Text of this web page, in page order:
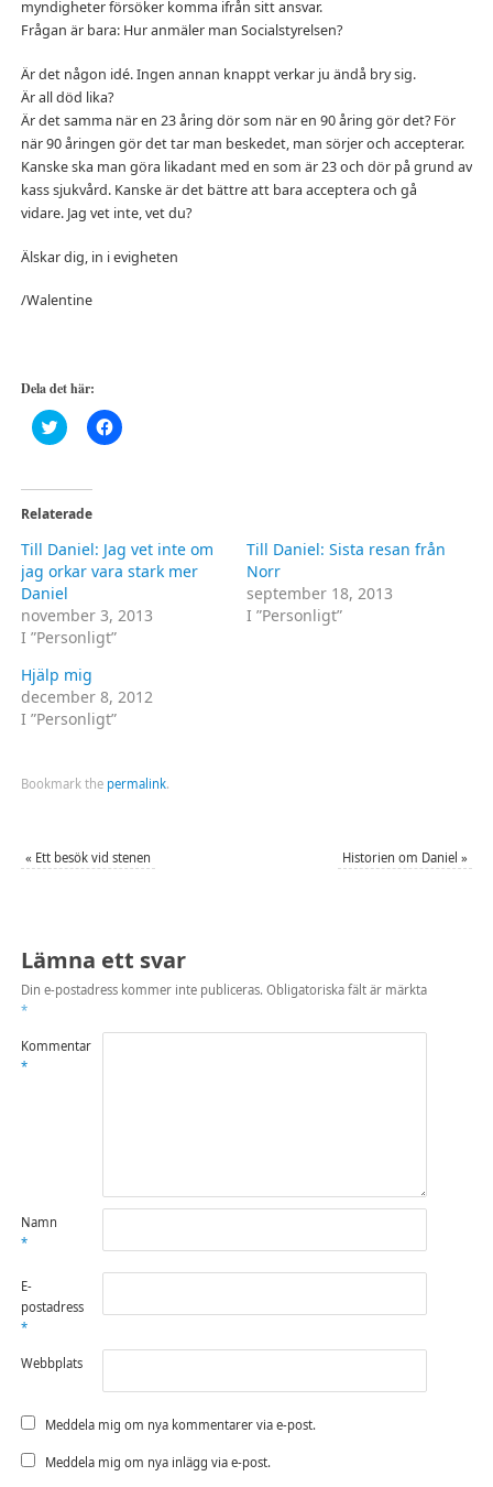
myndigheter försöker komma ifrån sitt ansvar.
Frågan är bara: Hur anmäler man Socialstyrelsen?
Är det någon idé. Ingen annan knappt verkar ju ändå bry sig.
Är all död lika?
Är det samma när en 23 åring dör som när en 90 åring gör det? För
när 90 åringen gör det tar man beskedet, man sörjer och accepterar.
Kanske ska man göra likadant med en som är 23 och dör på grund av
kass sjukvård. Kanske är det bättre att bara acceptera och gå
vidare. Jag vet inte, vet du?
Älskar dig, in i evigheten
/Walentine
Dela det här:
Klicka
för
Twitter
(Öppnas
i
nytt
fönster)
Klicka
för
nytt
fönster)
Relaterade
Till Daniel: Jag vet inte om
jag orkar vara stark mer
Daniel
november 3, 2013
I ”Personligt”
Till Daniel: Sista resan från
Norr
september 18, 2013
I ”Personligt”
Hjälp mig
december 8, 2012
I ”Personligt”
Bookmark the permalink.
« Ett besök vid stenen Historien om Daniel»
Lämna ett svar
Din e-postadress kommer inte publiceras. Obligatoriska fält är märkta
*
Kommentar
*
Namn
*
E-
postadress
*
Webbplats
Meddela mig om nya kommentarer via e-post.
Meddela mig om nya inlägg via e-post.